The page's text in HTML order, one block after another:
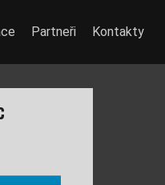
Partneři Kontakty